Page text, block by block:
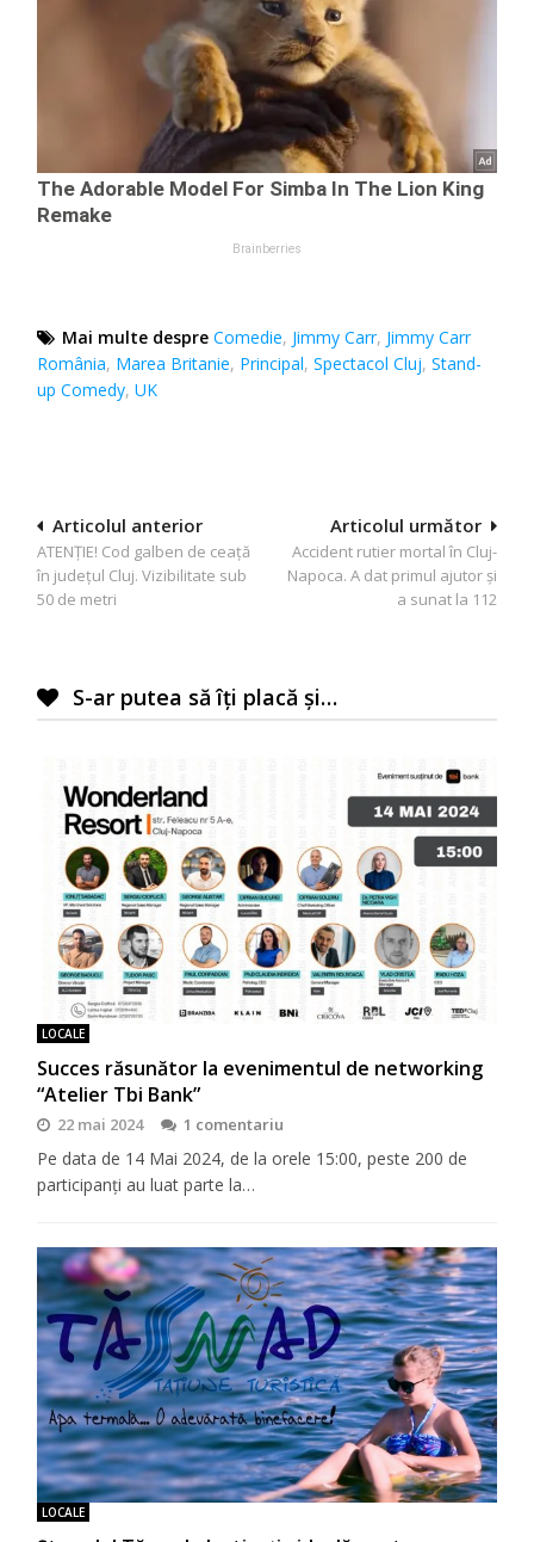
Mai multe despre Comedie, Jimmy Carr, Jimmy Carr
România, Marea Britanie, Principal,Spectacol Cluj,Stand-
up Comedy,UK
Navigare
în
articole
Articolul următor
Accident rutier mortal în Cluj-
Napoca. A dat primul ajutor și
a sunat la 112
Articolul anterior
ATENȚIE! Cod galben de ceață
în județul Cluj. Vizibilitate sub
50 de metri
S-ar putea să îți placă și…
LOCALE
Succes răsunător la evenimentul de networking
“Atelier Tbi Bank”
22 mai 2024 1 comentariu
Pe data de 14 Mai 2024, de la orele 15:00, peste 200 de
participanți au luat parte la…
LOCALE